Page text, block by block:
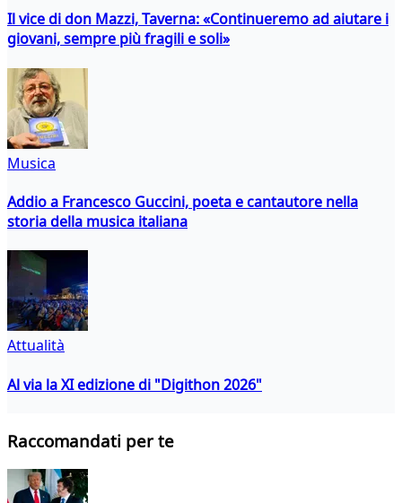
Il vice di don Mazzi, Taverna: «Continueremo ad aiutare i
giovani, sempre più fragili e soli»
Musica
Addio a Francesco Guccini, poeta e cantautore nella
storia della musica italiana
Attualità
Al via la XI edizione di "Digithon 2026"
Raccomandati per te